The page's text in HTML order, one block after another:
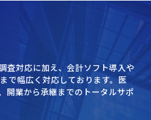
査対応に加え、会計ソフト導入や
で幅広く対応しております。医
開業から承継までのトータルサポ